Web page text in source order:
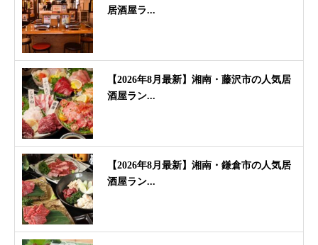
居酒屋ラ...
【2026年8月最新】湘南・藤沢市の人気居
酒屋ラン...
【2026年8月最新】湘南・鎌倉市の人気居
酒屋ラン...